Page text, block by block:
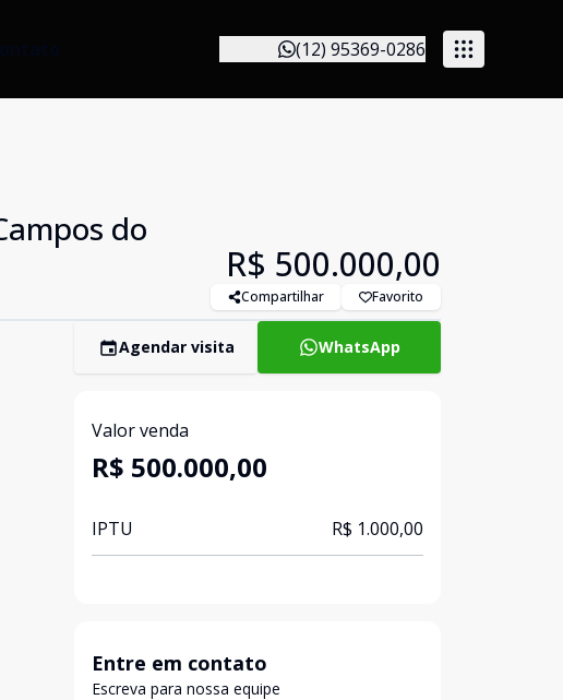
(12) 95369-0286
do
R$ 500.000,00
Compartilhar Favorito
Agendar visita WhatsApp
Valor venda
R$ 500.000,00
IPTU R$ 1.000,00
Entre em contato
Escreva para nossa equipe